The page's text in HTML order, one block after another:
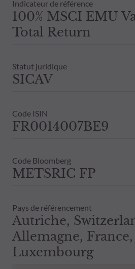
Indicateur de référence
100% MSCI EMU
Total Return
Statut juridique
SICAV
Code ISIN
FR0014007BE9
Code Bloomberg
METSRIC FP
Pays de référencement
Autriche,
Allemagne, France,
Luxembourg